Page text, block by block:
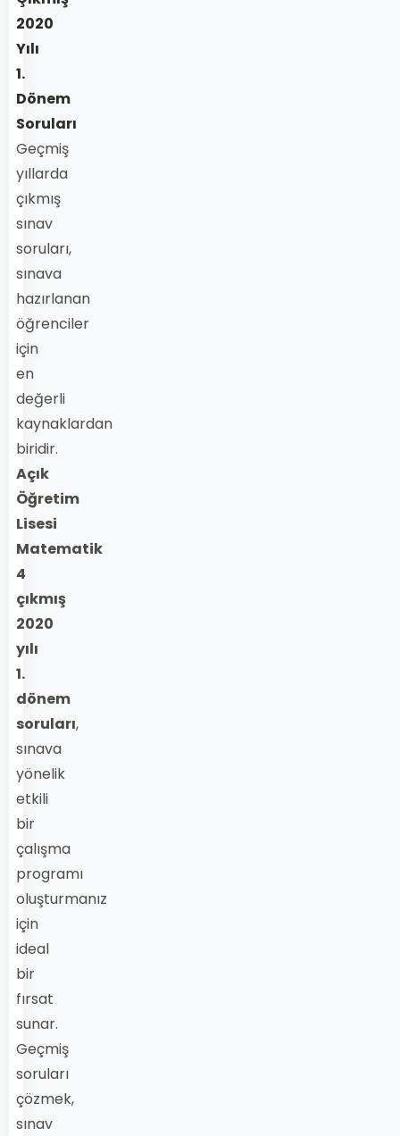
2020
Yılı
1.
Dönem
Soruları
Geçmiş
yıllarda
çıkmış
sınav
soruları,
sınava
hazırlanan
öğrenciler
için
en
değerli
kaynaklardan
biridir.
Açık
Öğretim
Lisesi
Matematik
4
çıkmış
2020
yılı
1.
dönem
soruları,
sınava
yönelik
etkili
bir
çalışma
programı
oluşturmanız
için
ideal
bir
fırsat
sunar.
Geçmiş
soruları
çözmek,
sınav